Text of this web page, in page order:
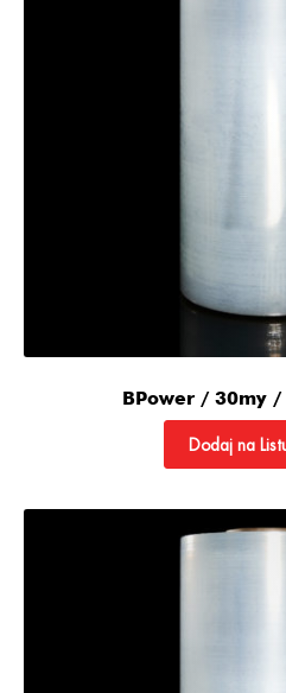
BPower / 30my /
Dodaj na